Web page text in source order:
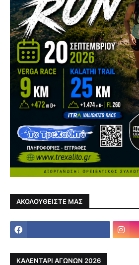
ΑΚΟΛΟΥΘΕΙΣΤΕ ΜΑΣ
ΚΑΛΕΝΤΑΡΙ ΑΓΩΝΩΝ 2026